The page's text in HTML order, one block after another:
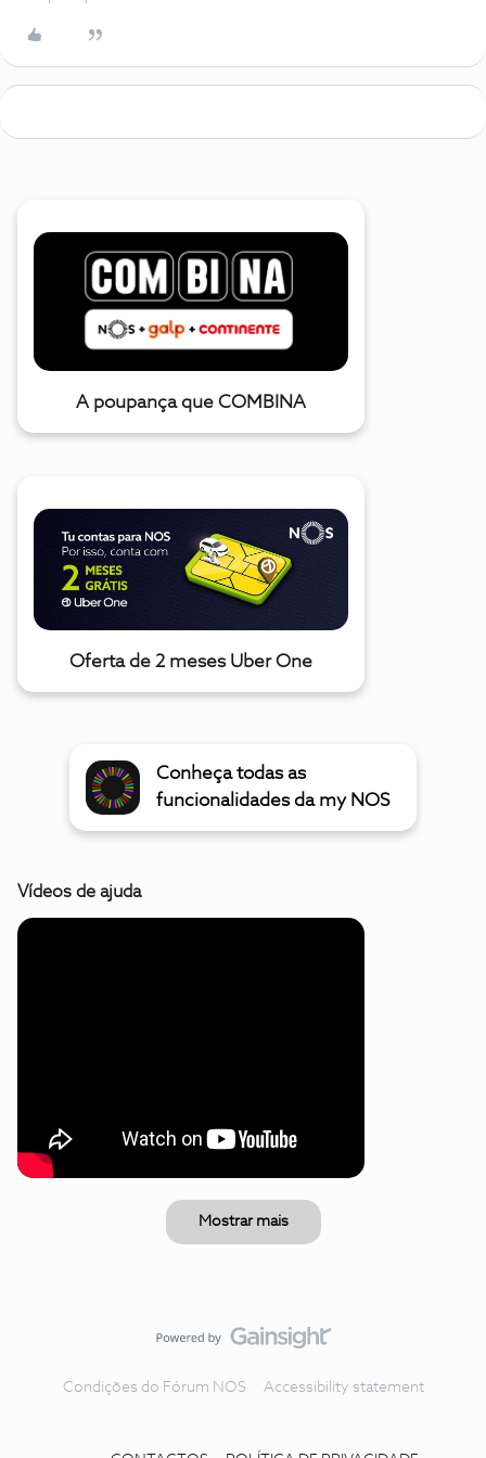
A poupança que COMBINA
Oferta de 2 meses Uber One
Conheça todas as
funcionalidades da my NOS
Vídeos de ajuda
Mostrar mais
Condições do Fórum NOS Accessibility statement